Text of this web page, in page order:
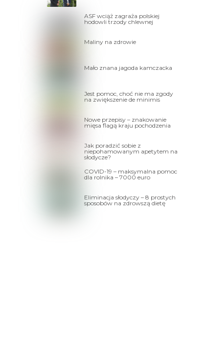
ASF wciąż zagraża polskiej
hodowli trzody chlewnej
Maliny na zdrowie
Mało znana jagoda kamczacka
Jest pomoc, choć nie ma zgody
na zwiększenie de minimis
Nowe przepisy – znakowanie
mięsa flagą kraju pochodzenia
Jak poradzić sobie z
niepohamowanym apetytem na
słodycze?
COVID-19 – maksymalna pomoc
dla rolnika – 7000 euro
Eliminacja słodyczy – 8 prostych
sposobów na zdrowszą dietę